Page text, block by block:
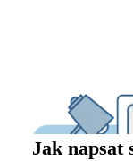
Jak napsat